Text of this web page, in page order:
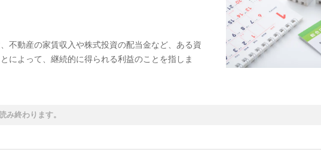
不動産の家賃収入や株式投資の配当金など、ある資
によって、継続的に得られる利益のことを指しま
み終わります。